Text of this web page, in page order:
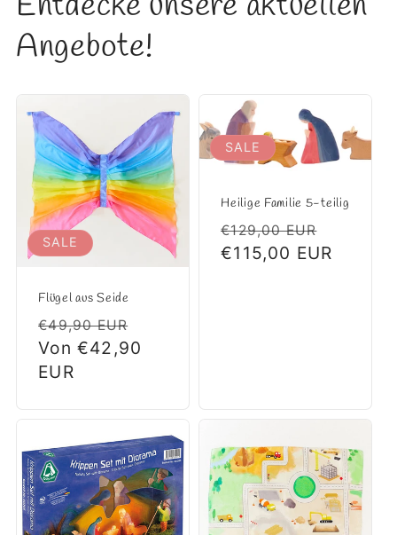
Angebote!
SALE
Flügel aus Seide
Normaler
Preis
€49,90 EUR
Von €42,90
EUR
SALE
Heilige Familie 5-teilig
Normaler
Preis
€129,00 EUR
€115,00 EUR